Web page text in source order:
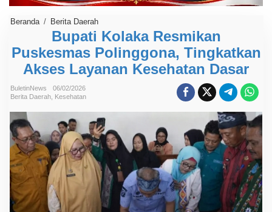
Beranda / Berita Daerah
u
p
a
i
K
k
a
R
e
s
i
k
a
n
Bupati Kolaka Resmikan
Puskesmas Polinggona, Tingkatkan
Akses Layanan Kesehatan Dasar
BuletinNews
06/02/2026
Berita Daerah Kesehatan